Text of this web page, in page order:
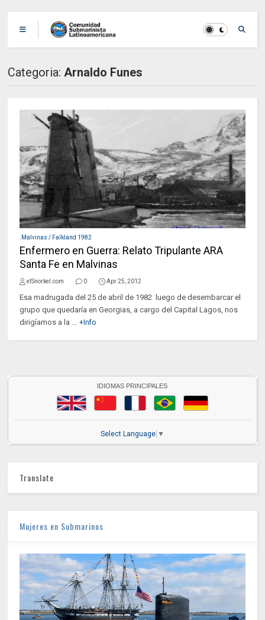
Categoria:Arnaldo Funes
.Malvinas / Falkland 1982
Enfermero en Guerra: Relato Tripulante ARA
Santa Fe en Malvinas
elSnorkel.com 0 Apr 25, 2012
Esa madrugada del 25 de abril de 1982 luego de desembarcar el
grupo que quedaría en Georgias, a cargo del Capital Lagos, nos
dirigíamos a la ... +Info
IDIOMAS PRINCIPALES
Select Language ▼
Translate
Mujeres en Submarinos